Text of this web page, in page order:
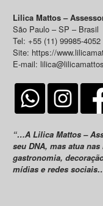
Lilica Mattos –
São Paulo – SP – Brasil
Tel: +55 (11) 99985-4052
Site: https://
E-mail:
“…A Lilica Mattos –
seu DNA, mas atua
gastronomia,
mídias e redes